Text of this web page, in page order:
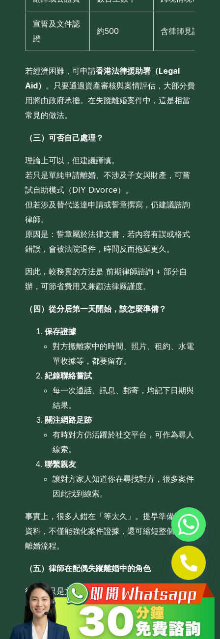
宣誓及文件認
證
約500 含律師見證
若經濟困難，可申請香港法律援助署（Legal
Aid） 。只要通過資產審核與案情評估，大部分費
用將由政府承擔。在失蹤離婚案件中，這是相當
常見的做法。
（三）可否自己處理？
理論上可以，但建議謹慎。
若只是單純申請離婚、不涉及子女與財產，可嘗
試自助模式（DIY Divorce）。
但若涉及替代送達申請或誓章撰寫，仍建議諮詢
律師。
原因是：誓章屬於法律文書，若內容有誤或格式
錯誤，會被法院退件，時間反而拖延更久。
因此，較務實的方法是 前期律師諮詢 + 部分自
辦，可節省費用又兼顧法律嚴謹度。
（四）從分居第一天開始，該怎麼準備？
保存證據
對方搬離家中的時間、照片、租約、水電
單收據等，都要留存。
紀錄聯絡嘗試
每一次通話、訊息、郵寄，均記下日期與
結果。
關注網路足跡
有時對方仍活躍於社交平台，可作為尋人
線索。
聯繫親友
讓對方家人知道你在尋找對方，很多案件
因此找到線索。
事實上，很多人錯在「等太久」。提早準備這些
資料，不僅能強化案件證據，還可縮短整個失蹤
離婚流程。
（五）律師在配偶失蹤離婚中的角色
律師不只是文件代辦人，更是策略顧問。
經驗豐富的家事律師可以：
帮你選擇最合適的離婚理由（分居、遺棄或行
Whatsapp 查詢